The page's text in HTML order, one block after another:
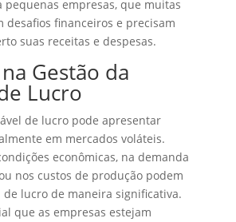
empresas, que muitas
desafios financeiros e precisam
suas receitas e despesas.
Gestão da
Lucro
de lucro pode apresentar
em mercados voláteis.
econômicas, na demanda
nos custos de produção podem
lucro de maneira significativa.
que as empresas estejam